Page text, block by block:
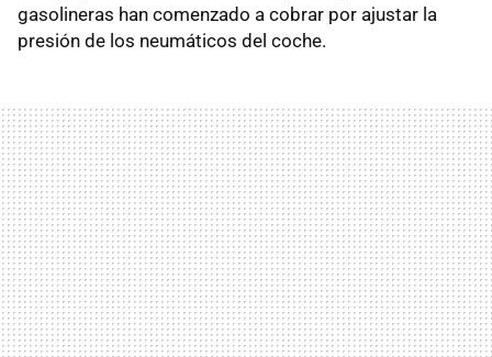
gasolineras han comenzado a cobrar por ajustar la
presión de los neumáticos del coche.